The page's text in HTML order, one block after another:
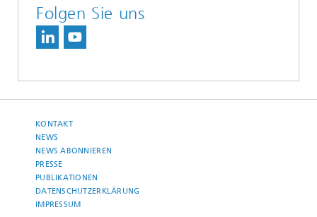
Folgen Sie uns
KONTAKT
NEWS
NEWS ABONNIEREN
PRESSE
PUBLIKATIONEN
DATENSCHUTZERKLÄRUNG
IMPRESSUM